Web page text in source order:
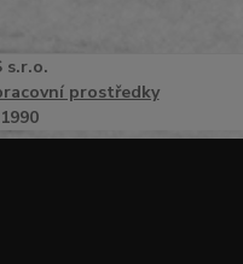
s.r.o.
prostředky